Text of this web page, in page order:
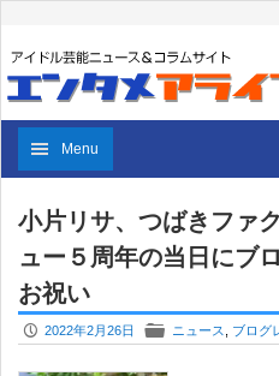
Menu
小片リサ、つばきファ
ュー５周年の当日にブ
お祝い
P 2022年2月26日 F ニュース ブログ